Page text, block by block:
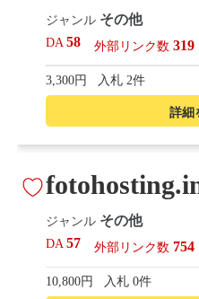
詳細
ジャンル その他
DA58 外部リンク数 319
3,300円 入札 2件
ジャンル その他
DA57 外部リンク数 754
10,800円 入札 0件